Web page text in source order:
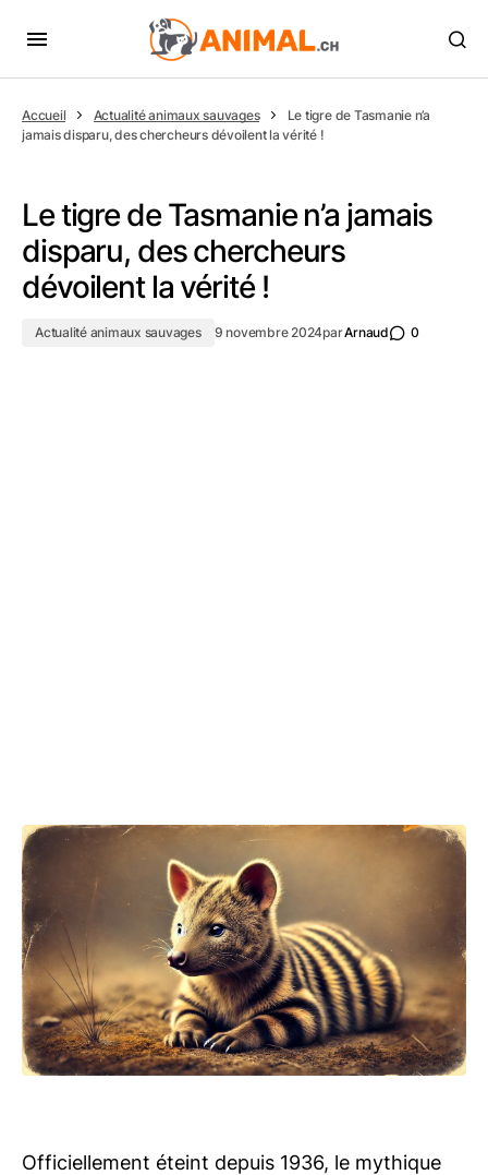
Accueil Actualité animaux sauvages
Le tigre de Tasmanie n’a
jamais disparu, des chercheurs dévoilent la vérité !
Le tigre de Tasmanie n’a jamais
disparu, des chercheurs
dévoilent la vérité !
Actualité animaux sauvages 9 novembre 2024parArnaud 0
Officiellement éteint depuis 1936, le mythique